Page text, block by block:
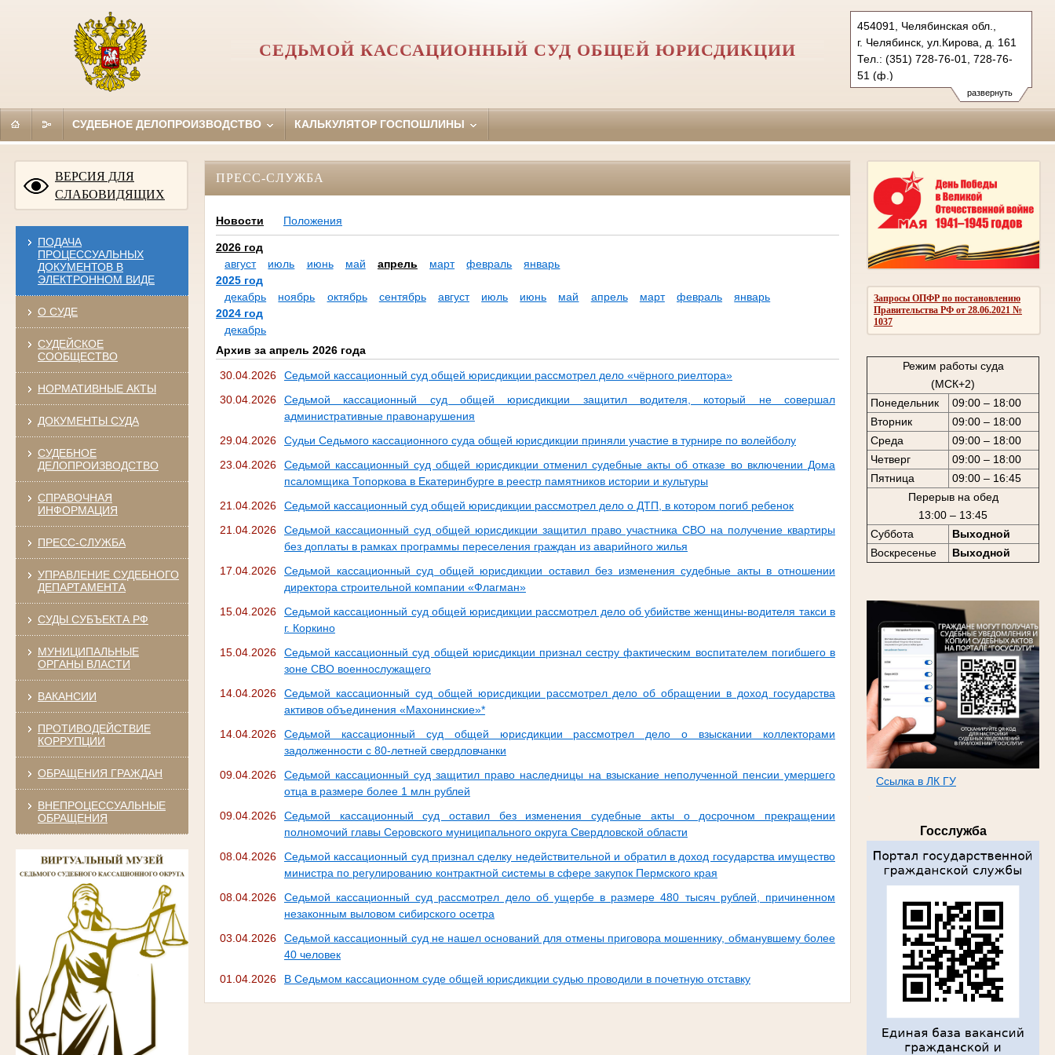
развернуть
454091, Челябинская обл.,
г. Челябинск, ул.Кирова, д. 161
Тел.: (351) 728-76-01, 728-76-
51 (ф.)
СЕДЬМОЙ КАССАЦИОННЫЙ СУД ОБЩЕЙ ЮРИСДИКЦИИ
СУДЕБНОЕ ДЕЛОПРОИЗВОДСТВО КАЛЬКУЛЯТОР ГОСПОШЛИНЫ
ВЕРСИЯ ДЛЯ
СЛАБОВИДЯЩИХ
ПОДАЧА
ПРОЦЕССУАЛЬНЫХ
ДОКУМЕНТОВ В
ЭЛЕКТРОННОМ ВИДЕ
О СУДЕ
СУДЕЙСКОЕ
СООБЩЕСТВО
НОРМАТИВНЫЕ АКТЫ
ДОКУМЕНТЫ СУДА
СУДЕБНОЕ
ДЕЛОПРОИЗВОДСТВО
СПРАВОЧНАЯ
ИНФОРМАЦИЯ
ПРЕСС-СЛУЖБА
УПРАВЛЕНИЕ СУДЕБНОГО
ДЕПАРТАМЕНТА
СУДЫ СУБЪЕКТА РФ
МУНИЦИПАЛЬНЫЕ
ОРГАНЫ ВЛАСТИ
ВАКАНСИИ
ПРОТИВОДЕЙСТВИЕ
КОРРУПЦИИ
ОБРАЩЕНИЯ ГРАЖДАН
ВНЕПРОЦЕССУАЛЬНЫЕ
ОБРАЩЕНИЯ
Запросы ОПФР по постановлению
Правительства РФ от 28.06.2021 №
1037
Режим работы суда
(МСК+2)
Понедельник
09:00 – 18:00
Вторник
09:00 – 18:00
Среда
09:00 – 18:00
Четверг
09:00 – 18:00
Пятница
09:00 – 16:45
Перерыв на обед
13:00 – 13:45
Суббота
Выходной
Воскресенье
Выходной
Ссылка в ЛК ГУ
Госслужба
ПРЕСС-СЛУЖБА
Новости Положения
2026 год
август
июль июнь май апрель март февраль
январь
2025 год
декабрь
ноябрь октябрь сентябрь август июль июнь май апрель март февраль
январь
2024 год
декабрь
Архив за апрель 2026 года
30.04.2026
Седьмой кассационный суд общей юрисдикции рассмотрел дело «чёрного риелтора»
30.04.2026
Седьмой кассационный суд общей юрисдикции защитил водителя, который не совершал
административные правонарушения
29.04.2026
Судьи Седьмого кассационного суда общей юрисдикции приняли участие в турнире по волейболу
23.04.2026
Седьмой кассационный суд общей юрисдикции отменил судебные акты об отказе во включении Дома
псаломщика Топоркова в Екатеринбурге в реестр памятников истории и культуры
21.04.2026
Седьмой кассационный суд общей юрисдикции рассмотрел дело о ДТП, в котором погиб ребенок
21.04.2026
Седьмой кассационный суд общей юрисдикции защитил право участника СВО на получение квартиры
без доплаты в рамках программы переселения граждан из аварийного жилья
17.04.2026
Седьмой кассационный суд общей юрисдикции оставил без изменения судебные акты в отношении
директора строительной компании «Флагман»
15.04.2026
Седьмой кассационный суд общей юрисдикции рассмотрел дело об убийстве женщины-водителя такси в
г. Коркино
15.04.2026
Седьмой кассационный суд общей юрисдикции признал сестру фактическим воспитателем погибшего в
зоне СВО военнослужащего
14.04.2026
Седьмой кассационный суд общей юрисдикции рассмотрел дело об обращении в доход государства
активов объединения «Махонинские»*
14.04.2026
Седьмой кассационный суд общей юрисдикции рассмотрел дело о взыскании коллекторами
задолженности с 80-летней свердловчанки
09.04.2026
Седьмой кассационный суд защитил право наследницы на взыскание неполученной пенсии умершего
отца в размере более 1 млн рублей
09.04.2026
Седьмой кассационный суд оставил без изменения судебные акты о досрочном прекращении
полномочий главы Серовского муниципального округа Свердловской области
08.04.2026
Седьмой кассационный суд признал сделку недействительной и обратил в доход государства имущество
министра по регулированию контрактной системы в сфере закупок Пермского края
08.04.2026
Седьмой кассационный суд рассмотрел дело об ущербе в размере 480 тысяч рублей, причиненном
незаконным выловом сибирского осетра
03.04.2026
Седьмой кассационный суд не нашел оснований для отмены приговора мошеннику, обманувшему более
40 человек
01.04.2026
В Седьмом кассационном суде общей юрисдикции судью проводили в почетную отставку